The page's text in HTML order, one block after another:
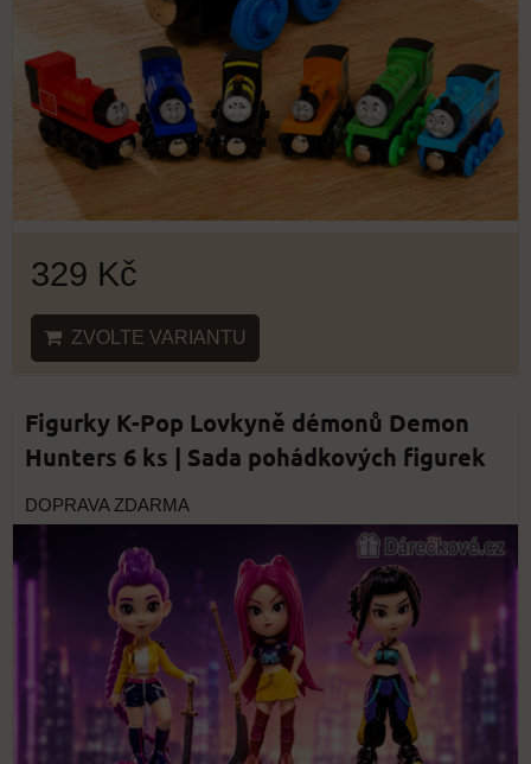
329 Kč
ZVOLTE VARIANTU
Figurky K-Pop Lovkyně démonů Demon
Hunters 6 ks | Sada pohádkových figurek
DOPRAVA ZDARMA